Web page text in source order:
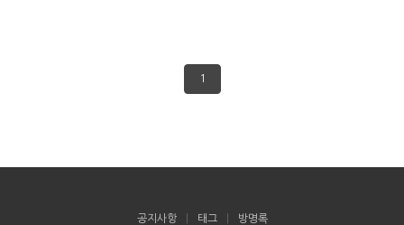
1
공지사항 태그 방명록